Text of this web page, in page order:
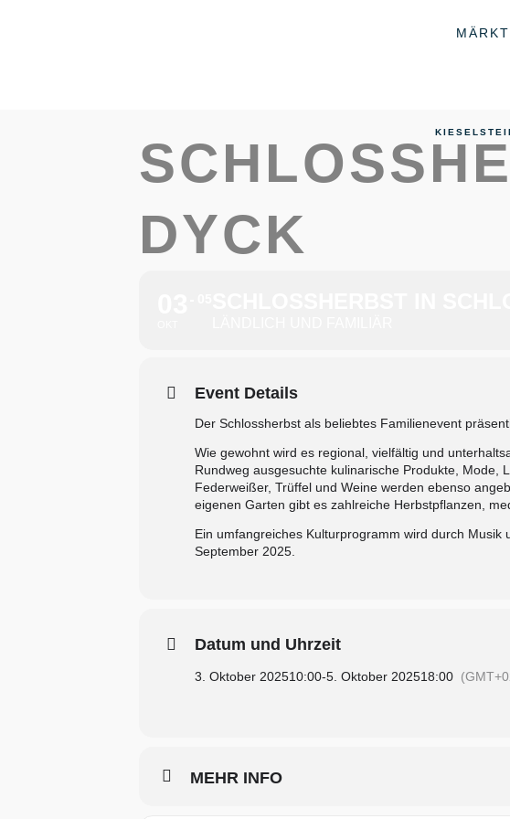
DYCK
Event Details
Der Schlossherbst als beliebtes Familienevent
Wie gewohnt wird es regional, vielfältig und
Rundweg ausgesuchte kulinarische Produkte, Mode,
Federweißer, Trüffel und Weine werden ebenso
eigenen Garten gibt es zahlreiche Herbstpflanzen,
Ein umfangreiches Kulturprogramm wird durch Musik
September 2025.
Datum und Uhrzeit
3. Oktober 202510:00-5. Oktober 202518:00
MEHR INFO